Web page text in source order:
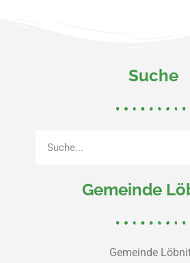
Suche
Gemeinde
Gemeinde